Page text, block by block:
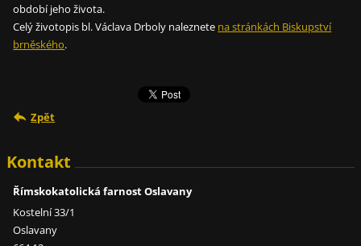
období jeho života.
Celý životopis bl. Václava Drboly naleznete na stránkách Biskupství
brněského.
Zpět
Kontakt
Římskokatolická farnost Oslavany
Kostelní 33/1
Oslavany